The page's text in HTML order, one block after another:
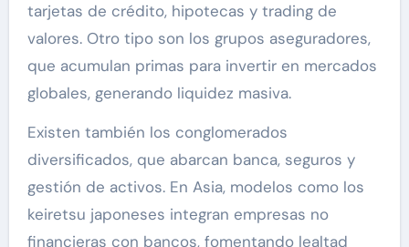
tarjetas de crédito, hipotecas y trading de
valores. Otro tipo son los grupos aseguradores,
que acumulan primas para invertir en mercados
globales, generando liquidez masiva.
Existen también los conglomerados
diversificados, que abarcan banca, seguros y
gestión de activos. En Asia, modelos como los
keiretsu japoneses integran empresas no
financieras con bancos, fomentando lealtad